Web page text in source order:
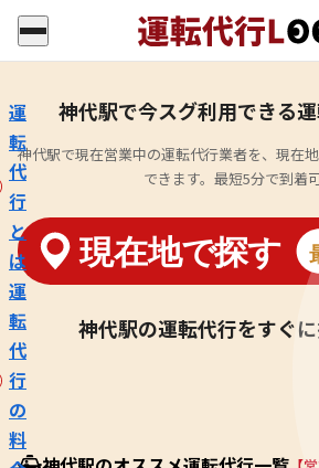
運
転
代
行
と
は
運
転
代
行
の
料
神代駅で今スグ利用できる
神代駅で現在営業中の運転代行業者を、現在
できます。最短5分で到着可
神代駅の運転代行をすぐに